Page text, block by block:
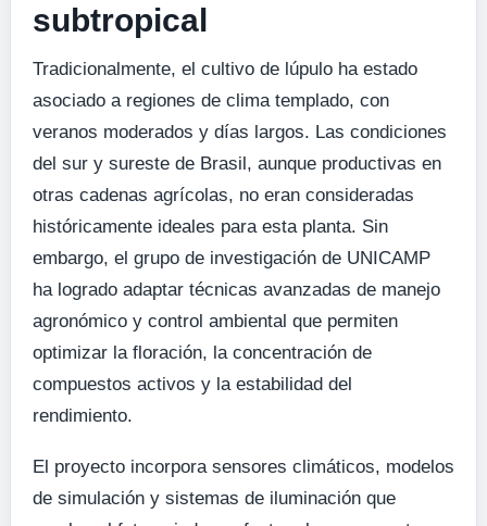
subtropical
Tradicionalmente, el cultivo de lúpulo ha estado
asociado a regiones de clima templado, con
veranos moderados y días largos. Las condiciones
del sur y sureste de Brasil, aunque productivas en
otras cadenas agrícolas, no eran consideradas
históricamente ideales para esta planta. Sin
embargo, el grupo de investigación de UNICAMP
ha logrado adaptar técnicas avanzadas de manejo
agronómico y control ambiental que permiten
optimizar la floración, la concentración de
compuestos activos y la estabilidad del
rendimiento.
El proyecto incorpora sensores climáticos, modelos
de simulación y sistemas de iluminación que